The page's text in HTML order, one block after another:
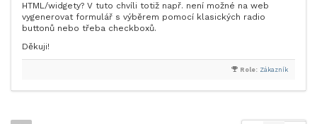
HTML/widgety? V tuto chvíli totiž např. není možné na web
vygenerovat formulář s výběrem pomocí klasických radio
buttonů nebo třeba checkboxů.
Děkuji!
Role: Zákazník